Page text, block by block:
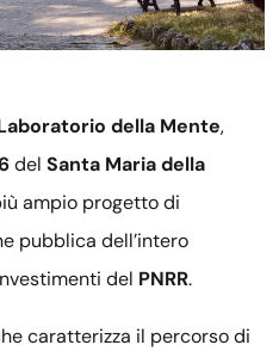
della Mente,
del Santa Maria della
ampio progetto di
pubblica dell’intero
del PNRR.
caratterizza il percorso di